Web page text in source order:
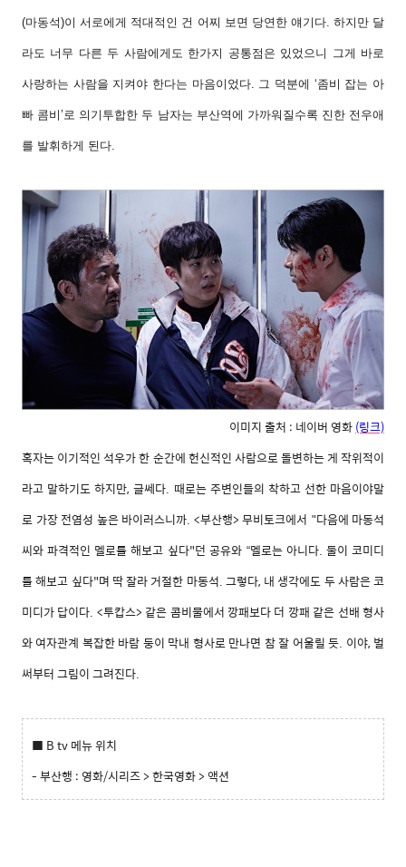
(마동석)이 서로에게 적대적인 건 어찌 보면 당연한 얘기다. 하지만 달
라도 너무 다른 두 사람에게도 한가지 공통점은 있었으니 그게 바로
사랑하는 사람을 지켜야 한다는 마음이었다. 그 덕분에 ‘좀비 잡는 아
빠 콤비’로 의기투합한 두 남자는 부산역에 가까워질수록 진한 전우애
를 발휘하게 된다.
이미지 출처 : 네이버 영화(링크)
혹자는이기적인 석우가한순간에헌신적인사람으로돌변하는게 작위적이
라고 말하기도 하지만,글쎄다. 때로는 주변인들의 착하고 선한 마음이야말
로 가장 전염성 높은 바이러스니까. <부산행>무비토크에서 "다음에 마동석
씨와파격적인 멜로를 해보고 싶다"던 공유와 “멜로는 아니다. 둘이 코미디
를해보고 싶다"며 딱잘라거절한 마동석.그렇다, 내 생각에도두사람은코
미디가답이다. <투캅스> 같은콤비물에서 깡패보다더 깡패 같은 선배형사
와여자관계 복잡한바람둥이 막내 형사로만나면 참잘 어울릴듯. 이야, 벌
써부터그림이그려진다
■ B tv 메뉴 위치
- 부산행 : 영화/시리즈 > 한국영화 > 액션